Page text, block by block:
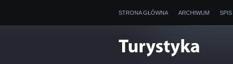
STRONA GŁÓWNA ARCHIWUM